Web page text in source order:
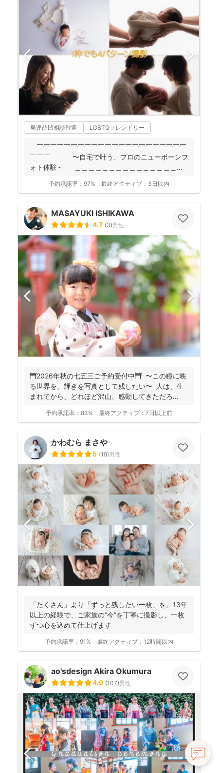
発達凸凹相談歓迎 LGBTQフレンドリー
￣￣￣￣￣￣￣￣￣￣￣￣￣￣￣￣￣￣￣￣￣￣
￣￣￣ 〜自宅で叶う、プロのニューボーンフ
ォト体験～ ＿＿＿＿＿＿＿＿＿＿＿＿＿＿＿＿
予約承諾率： 97% 最終アクティブ： 3日以内
MASAYUKI ISHIKAWA
4.7 (3)男性
⛩️2026年秋の七五三ご予約受付中⛩️ 〜この瞳に映
る世界を、輝きを写真として残したい〜 人は、生
まれてから、どれほど沢山、感動してきただろ...
予約承諾率： 83% 最終アクティブ： 7日以上前
かわむら まさや
5 (19)男性
「たくさん」より「ずっと残したい一枚」を。13年
以上の経験で、ご家族の“今”を丁寧に撮影し、一枚
ずつ心を込めて仕上げます
予約承諾率： 91% 最終アクティブ： 12時間以内
ao'sdesign Akira Okumura
4.9 (107)男性